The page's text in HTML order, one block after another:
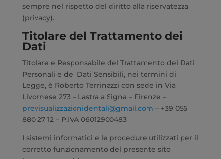
sempre nel rispetto del diritto alla riservatezza
(privacy).
Titolare del Trattamento dei
Dati
Titolare e Responsabile del Trattamento dei Dati
Personali e dei Dati Sensibili, nei termini di
Legge, è Roberto Terrinazzi con sede in Via
Livornese 273 – Lastra a Signa – Firenze –
previsualizzazionidentali@gmail.com – +39 055
880 27 12 – P.IVA 06012900483
I sistemi informatici e le procedure utilizzati per il
corretto funzionamento del presente sito